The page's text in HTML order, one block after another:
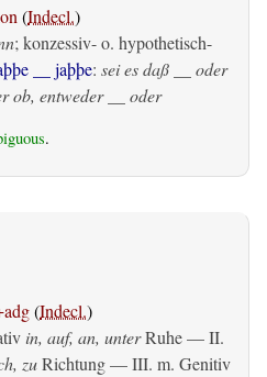
(Indecl.)
; konzessiv- o. hypothetisch-
__ jaþþe: sei es daß __ oder
ob, entweder __ oder
.
(Indecl.)
in, auf, an, unterRuhe — II.
zuRichtung — III. m. Genitiv